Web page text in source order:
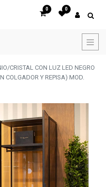
0 0
CRISTAL CON LUZ LED NEGRO
COLGADOR Y REPISA) MOD.